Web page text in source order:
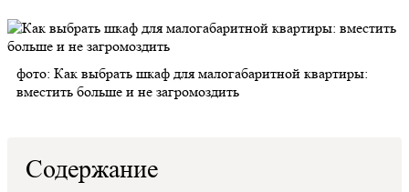
фото: Как выбрать шкаф для малогабаритной квартиры:
вместить больше и не загромоздить
Содержание